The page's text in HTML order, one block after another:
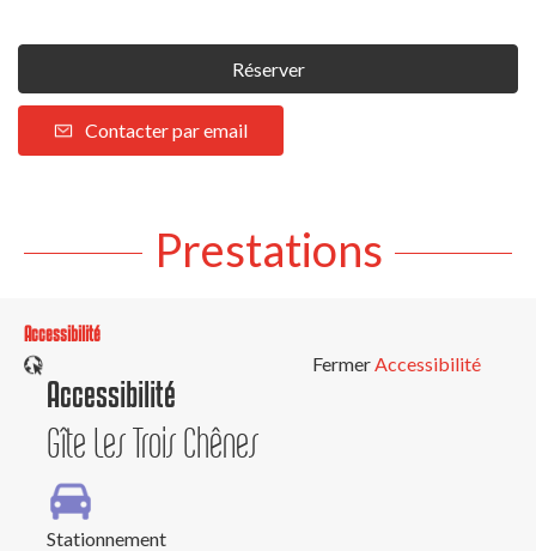
Réserver
Contacter par email
Prestations
Accessibilité
Fermer
Accessibilité
Gîte Les Trois Chênes
Stationnement
Accessibilité